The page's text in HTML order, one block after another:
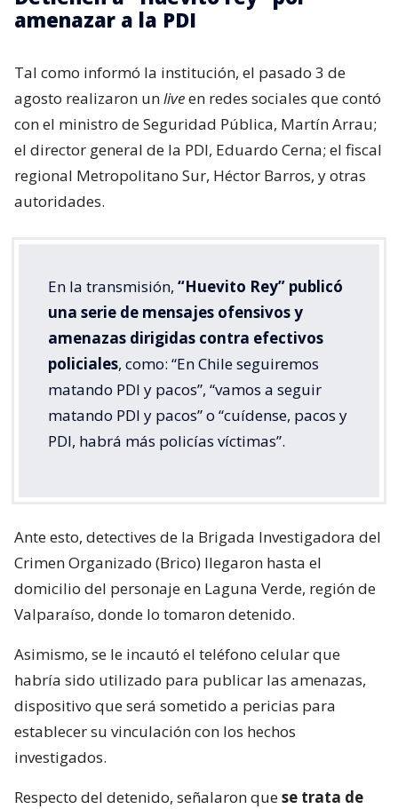
amenazar a la PDI
Tal como informó la institución, el pasado 3 de
agosto realizaron unliveen redes sociales que contó
con el ministro de Seguridad Pública, Martín Arrau;
el director general de la PDI, Eduardo Cerna; el fiscal
regional Metropolitano Sur, Héctor Barros, y otras
autoridades.
En la transmisión, “Huevito Rey” publicó
una serie de mensajes ofensivos y
amenazas dirigidas contra efectivos
policiales, como: “En Chile seguiremos
matando PDI y pacos”, “vamos a seguir
matando PDI y pacos” o “cuídense, pacos y
PDI, habrá más policías víctimas”.
Ante esto, detectives de la Brigada Investigadora del
Crimen Organizado (Brico) llegaron hasta el
domicilio del personaje en Laguna Verde, región de
Valparaíso, donde lo tomaron detenido.
Asimismo, se le incautó el teléfono celular que
habría sido utilizado para publicar las amenazas,
dispositivo que será sometido a pericias para
establecer su vinculación con los hechos
investigados.
Respecto del detenido, señalaron quese trata de